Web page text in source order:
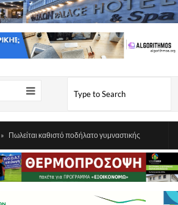
» Πωλείται καθιστό ποδήλατο γυμναστικής